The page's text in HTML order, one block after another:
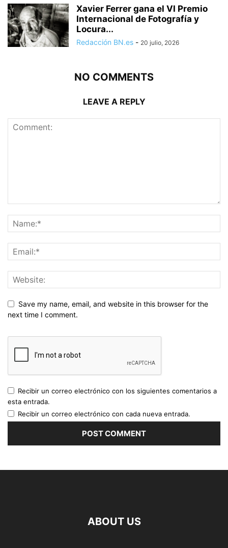
Xavier Ferrer gana el VI Premio
Internacional de Fotografía y
Locura...
Redacción BN.es - 20 julio, 2026
NO COMMENTS
LEAVE A REPLY
Save my name, email, and website in this browser for the
next time I comment.
Recibir un correo electrónico con los siguientes comentarios a
esta entrada.
Recibir un correo electrónico con cada nueva entrada.
ABOUT US